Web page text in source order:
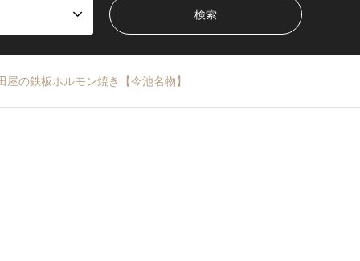
屋の鉄板ホルモン焼き【今池名物】